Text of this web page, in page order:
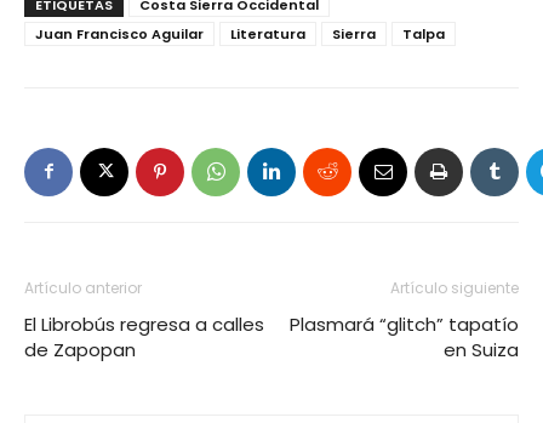
ETIQUETAS
Costa Sierra Occidental
Juan Francisco Aguilar
Literatura Sierra Talpa
Artículo anterior
El Librobús regresa a calles
de Zapopan
Artículo siguiente
Plasmará “glitch” tapatío
en Suiza